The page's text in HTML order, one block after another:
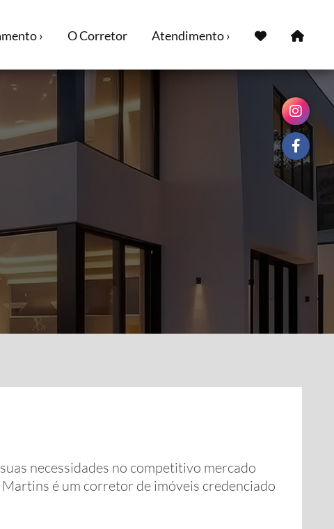
› O Corretor Atendimento ›
necessidades no competitivo mercado
é um corretor de imóveis credenciado